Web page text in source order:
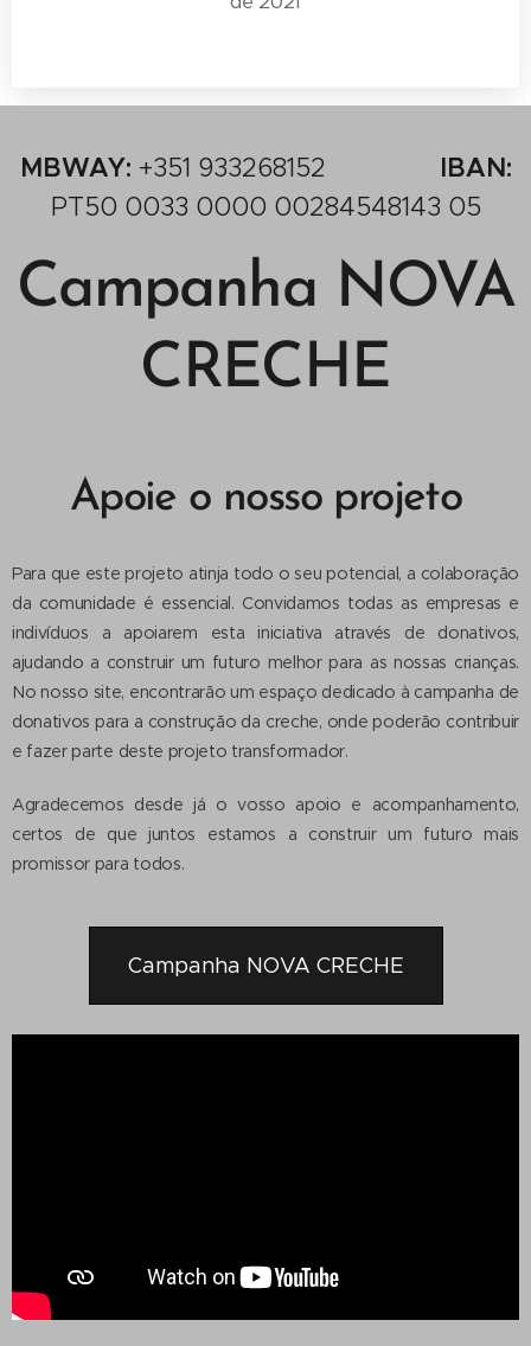
MBWAY: +351 933268152 IBAN:
PT50 0033 0000 00284548143 05
Campanha NOVA
CRECHE
Apoie o nosso projeto
Para que este projeto atinja todo o seu potencial, a colaboração
da comunidade é essencial. Convidamos todas as empresas e
indivíduos a apoiarem esta iniciativa através de donativos,
ajudando a construir um futuro melhor para as nossas crianças.
No nosso site, encontrarão um espaço dedicado à campanha de
donativos para a construção da creche, onde poderão contribuir
e fazer parte deste projeto transformador.
Agradecemos desde já o vosso apoio e acompanhamento,
certos de que juntos estamos a construir um futuro mais
promissor para todos.
Campanha NOVA CRECHE